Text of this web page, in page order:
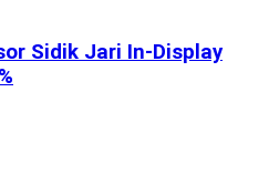
Sidik Jari In-Display